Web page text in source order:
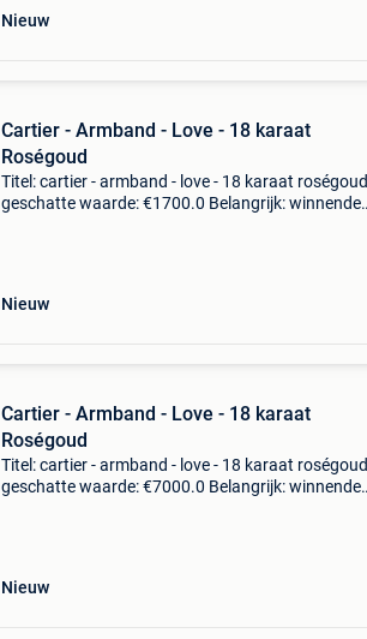
Nieuw
Cartier - Armband - Love - 18 karaat
Roségoud
Titel: cartier - armband - love - 18 karaat roségoud
geschatte waarde: €1700.0 Belangrijk: winnende
Nieuw
Cartier - Armband - Love - 18 karaat
Roségoud
Titel: cartier - armband - love - 18 karaat roségoud
geschatte waarde: €7000.0 Belangrijk: winnende
Nieuw